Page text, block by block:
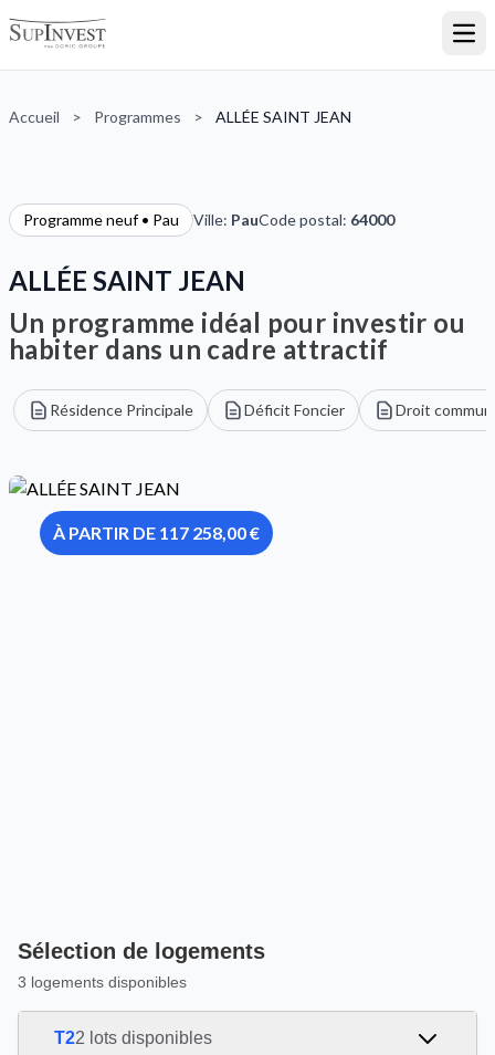
Accueil > Programmes > ALLÉE SAINT JEAN
Programme neuf • Pau Ville: PauCode postal: 64000
ALLÉE SAINT JEAN
Un programme idéal pour investir ou
habiter dans un cadre attractif
Résidence Principale Déficit Foncier Droit commun
À PARTIR DE 117 258,00 €
Sélection de logements
3 logements disponibles
T22 lots disponibles